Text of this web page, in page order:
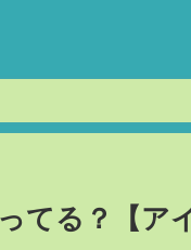
てる？【ア